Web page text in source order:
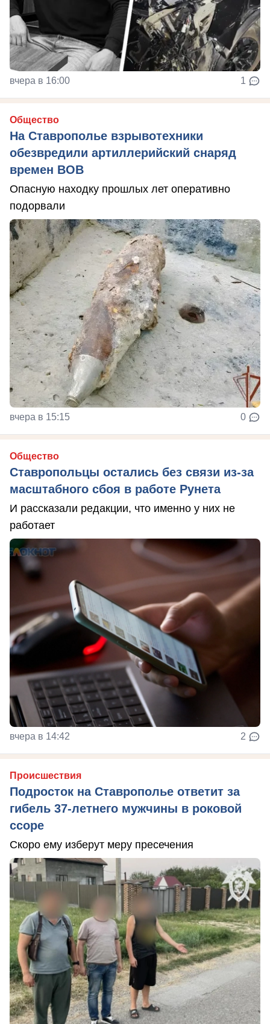
вчера в 16:00 1
Общество
На Ставрополье взрывотехники
обезвредили артиллерийский снаряд
времен ВОВ
Опасную находку прошлых лет оперативно
подорвали
вчера в 15:15 0
Общество
Ставропольцы остались без связи из-за
масштабного сбоя в работе Рунета
И рассказали редакции, что именно у них не
работает
вчера в 14:42 2
Происшествия
Подросток на Ставрополье ответит за
гибель 37-летнего мужчины в роковой
ссоре
Скоро ему изберут меру пресечения